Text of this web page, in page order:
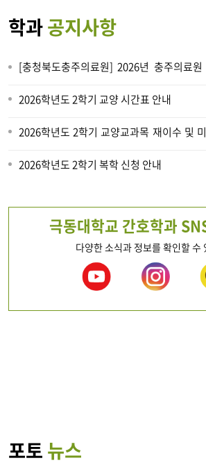
학과공지사항
[충청북도충주의료원] 2026년 충주의료원
간호사 장학생 선발 안내(*마감: -2026. 8.
2026학년도 2학기 교양 시간표 안내
2026학년도 2학기 교양교과목 재이수 및
신청안내
2026학년도 2학기 복학 신청 안내
극동대학교 간호학과
다양한 소식과 정보를 확인할 수
포토뉴스